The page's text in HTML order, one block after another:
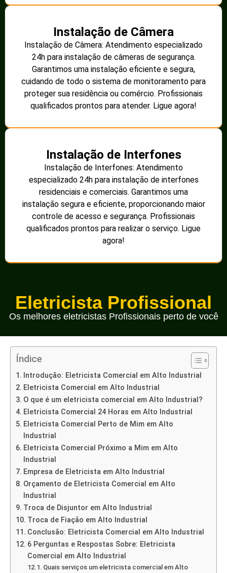
Instalação de Câmera
Instalação de Câmera: Atendimento especializado
24h para instalação de câmeras de segurança.
Garantimos uma instalação eficiente e segura,
cuidando de todo o sistema de monitoramento para
proteger sua residência ou comércio. Profissionais
qualificados prontos para atender. Ligue agora!
Instalação de Interfones
Instalação de Interfones: Atendimento
especializado 24h para instalação de interfones
residenciais e comerciais. Garantimos uma
instalação segura e eficiente, proporcionando maior
controle de acesso e segurança. Profissionais
qualificados prontos para realizar o serviço. Ligue
agora!
Eletricista Profissional
Os melhores eletricistas Profissionais perto de você
Índice
Introdução: Eletricista Comercial em Alto Industrial
Eletricista Comercial em Alto Industrial
O que é um eletricista comercial em Alto Industrial?
Eletricista Comercial 24 Horas em Alto Industrial
Eletricista Comercial Perto de Mim em Alto
Industrial
Eletricista Comercial Próximo a Mim em Alto
Industrial
Empresa de Eletricista em Alto Industrial
Orçamento de Eletricista Comercial em Alto
Industrial
Troca de Disjuntor em Alto Industrial
Troca de Fiação em Alto Industrial
Conclusão: Eletricista Comercial em Alto Industrial
6 Perguntas e Respostas Sobre: Eletricista
Comercial em Alto Industrial
Quais serviços um eletricista comercial em Alto